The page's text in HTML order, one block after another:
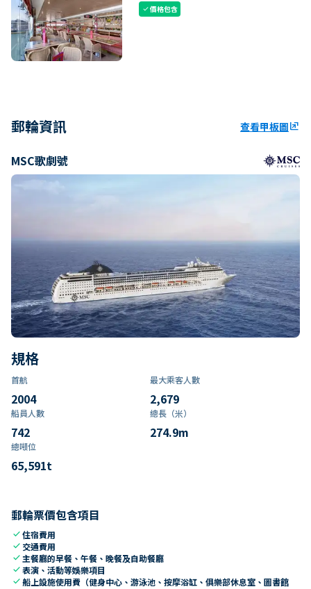
check價格包含
郵輪資訊 查看甲板圖ungroup
MSC歌劇號
規格
首航
2004
最大乘客人數
2,679
船員人數
742
總長（米）
274.9m
總噸位
65,591t
郵輪票價包含項目
check住宿費用
check 交通費用
check 主餐廳的早餐、午餐、晚餐及自助餐廳
check表演、活動等娛樂項目
check船上設施使用費（健身中心、游泳池、按摩浴缸、俱樂部休息室、圖書館